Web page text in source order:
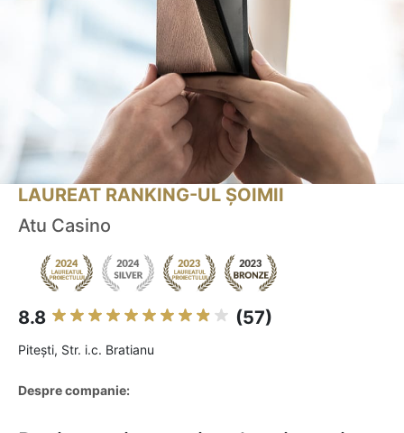
LAUREAT RANKING-UL ȘOIMII
Atu Casino
8.8 (57)
Piteşti, Str. i.c. Bratianu
Despre companie: